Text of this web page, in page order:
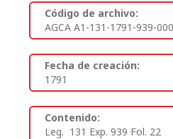
Código de archivo:
AGCA A1-131-1791-939-
Fecha de creación:
1791
Contenido:
Leg. 131 Exp. 939 Fol. 22